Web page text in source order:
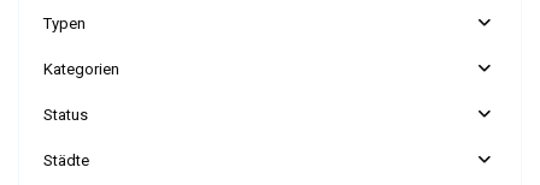
Typen
Kategorien
Status
Städte